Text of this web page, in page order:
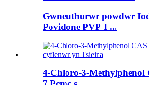
Gwneuthurwr powdwr
Povidone PVP-I ...
4-Chloro-3-Methylphenol